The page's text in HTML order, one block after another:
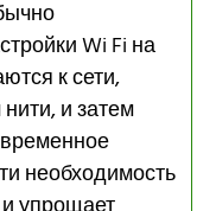
Wi Fi на
к сети,
и затем
необходимость